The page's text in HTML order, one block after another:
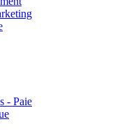
- Paie